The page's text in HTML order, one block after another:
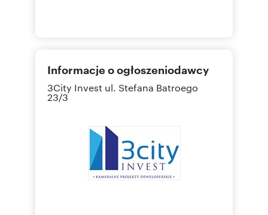
Informacje o ogłoszeniodawcy
3City Invest ul. Stefana Batroego
23/3